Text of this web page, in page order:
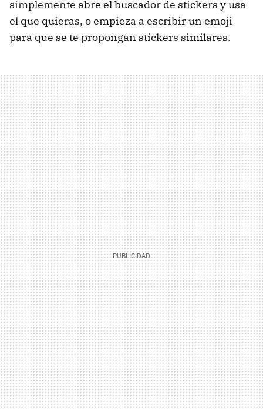
simplemente abre el buscador de stickers y usa
el que quieras, o empieza a escribir un emoji
para que se te propongan stickers similares.